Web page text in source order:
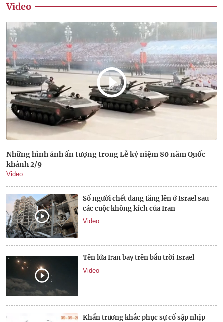
Video
Những hình ảnh ấn tượng trong Lễ kỷ niệm 80 năm Quốc
khánh 2/9
Video
Số người chết đang tăng lên ở Israel sau
các cuộc không kích của Iran
Video
Tên lửa Iran bay trên bầu trời Israel
Video
Khẩn trương khắc phục sự cố sập nhịp